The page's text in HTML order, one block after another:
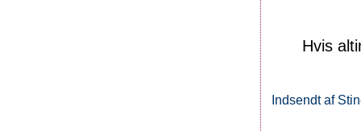
Hvis
Indsendt af